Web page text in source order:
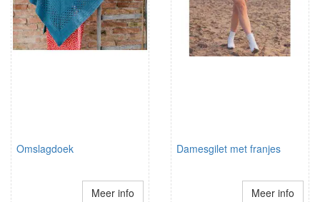
Omslagdoek
Meer info
Damesgilet met franjes
Meer info